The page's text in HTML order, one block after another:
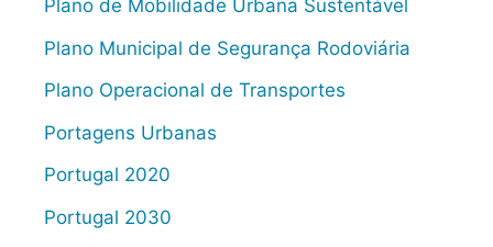
Plano de Mobilidade Urbana Sustentável
Plano Municipal de Segurança Rodoviária
Plano Operacional de Transportes
Portagens Urbanas
Portugal 2020
Portugal 2030